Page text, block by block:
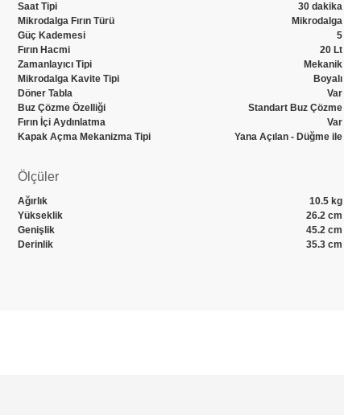
Saat Tipi
30 dakika
Mikrodalga Fırın Türü
Mikrodalga
Güç Kademesi
5
Fırın Hacmi
20 Lt
Zamanlayıcı Tipi
Mekanik
Mikrodalga Kavite Tipi
Boyalı
Döner Tabla
Var
Buz Çözme Özelliği
Standart Buz Çözme
Fırın İçi Aydınlatma
Var
Kapak Açma Mekanizma Tipi
Yana Açılan - Düğme ile
Ölçüler
Ağırlık
10.5 kg
Yükseklik
26.2 cm
Genişlik
45.2 cm
Derinlik
35.3 cm